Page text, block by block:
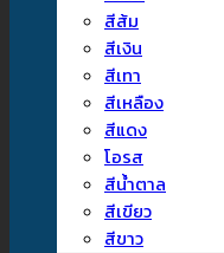
สีส้ม
สีเงิน
สีเทา
สีเหลือง
สีแดง
โอรส
สีน้ำตาล
สีเขียว
สีขาว